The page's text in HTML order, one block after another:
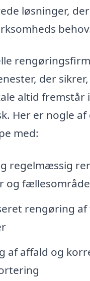
løsninger,
der
altid fremstår
Her er nogle af
med:
regelmæssig
og
rengøring
af affald og